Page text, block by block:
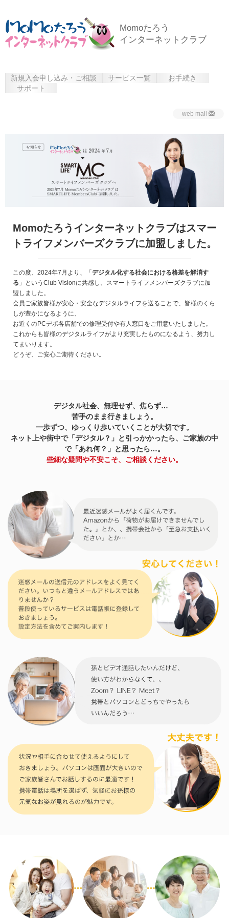
Momoたろう
インターネットクラブ
新規入会申し込み・ご相談 サービス一覧
お手続き
サポート
web mail
Momoたろうインターネットクラブはスマー
トライフメンバーズクラブに加盟しました。
この度、2024年7月より、「デジタル化する社会における格差を解消す
る 」というClub Visionに共感し、スマートライフメンバーズクラブに加
盟しました。
会員ご家族皆様が安心・安全なデジタルライフを送ることで、皆様のくら
しが豊かになるように、
お近くのPCデポ各店舗での修理受付や有人窓口をご用意いたしました。
これからも皆様のデジタルライフがより充実したものになるよう、努力し
てまいります。
どうぞ、ご安心ご期待ください。
デジタル社会、無理せず、焦らず…
苦手のまま行きましょう。
一歩ずつ、ゆっくり歩いていくことが大切です。
ネット上や街中で「デジタル？」と引っかかったら、ご家族の中
で「あれ何？」と思ったら…。
些細な疑問や不安こそ、ご相談ください。